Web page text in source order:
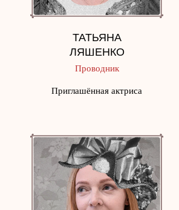
ТАТЬЯНА
ЛЯШЕНКО
Проводник
Приглашённая актриса